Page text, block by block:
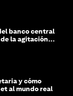
banco central
la agitación
y cómo
al mundo real